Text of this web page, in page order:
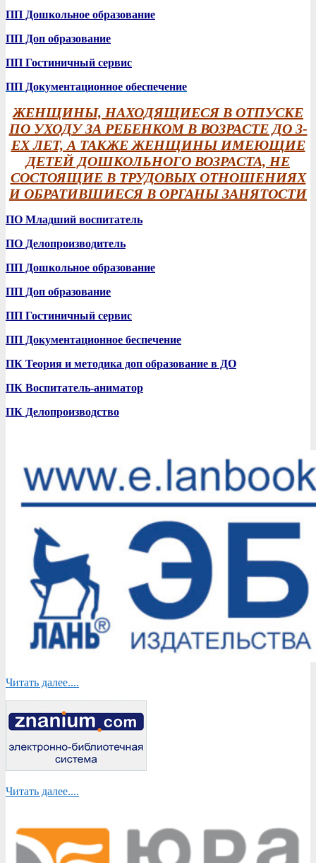
ПП Дошкольное образование
ПП Доп образование
ПП Гостиничный сервис
ПП Документационное обеспечение
ЖЕНЩИНЫ, НАХОДЯЩИЕСЯ В ОТПУСКЕ
ПО УХОДУ ЗА РЕБЕНКОМ В ВОЗРАСТЕ ДО 3-
ЕХ ЛЕТ, А ТАКЖЕ ЖЕНЩИНЫ ИМЕЮЩИЕ
ДЕТЕЙ ДОШКОЛЬНОГО ВОЗРАСТА, НЕ
СОСТОЯЩИЕ В ТРУДОВЫХ ОТНОШЕНИЯХ
И ОБРАТИВШИЕСЯ В ОРГАНЫ ЗАНЯТОСТИ
ПО Младший воспитатель
ПО Делопроизводитель
ПП Дошкольное образование
ПП Доп образование
ПП Гостиничный сервис
ПП Документационное беспечение
ПК Теория и методика доп образование в ДО
ПК Воспитатель-аниматор
ПК Делопроизводство
Читать далее....
Читать далее....